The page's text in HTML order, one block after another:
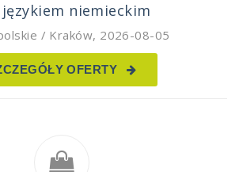
językiem niemieckim
/ Kraków, 2026-08-05
OFERTY